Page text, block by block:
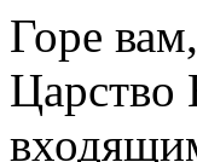
Горе
Царство